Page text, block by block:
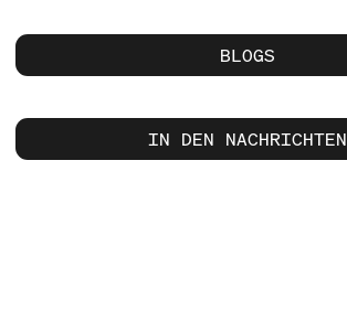
BLOGS
IN DEN NACHRICHTEN